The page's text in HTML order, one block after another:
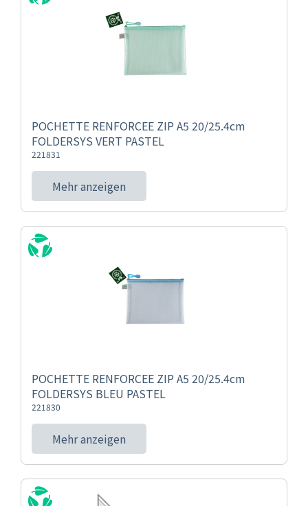
POCHETTE RENFORCEE ZIP A5 20/25.4cm
FOLDERSYS VERT PASTEL
221831
Mehr anzeigen
POCHETTE RENFORCEE ZIP A5 20/25.4cm
FOLDERSYS BLEU PASTEL
221830
Mehr anzeigen